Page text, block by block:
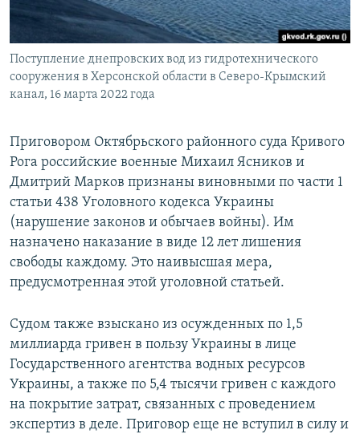
Поступление днепровских вод из гидротехнического
сооружения в Херсонской области в Северо-Крымский
канал, 16 марта 2022 года
Приговором Октябрьского районного суда Кривого
Рога российские военные Михаил Ясников и
Дмитрий Марков признаны виновными по части 1
статьи 438 Уголовного кодекса Украины
(нарушение законов и обычаев войны). Им
назначено наказание в виде 12 лет лишения
свободы каждому. Это наивысшая мера,
предусмотренная этой уголовной статьей.
Судом также взыскано из осужденных по 1,5
миллиарда гривен в пользу Украины в лице
Государственного агентства водных ресурсов
Украины, а также по 5,4 тысячи гривен с каждого
на покрытие затрат, связанных с проведением
экспертиз в деле. Приговор еще не вступил в силу и